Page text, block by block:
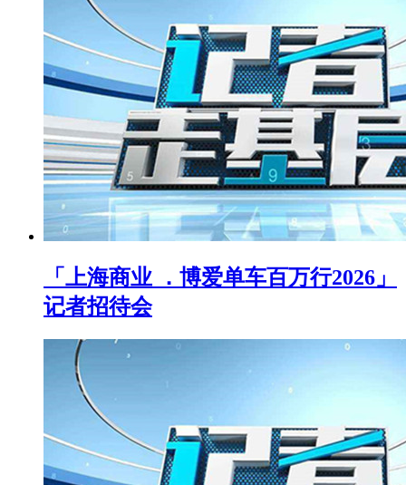
「上海商业 ．博爱单车百万行2026」
记者招待会